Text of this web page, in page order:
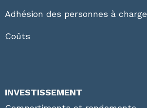
Adhésion des personnes à charge
Coûts
INVESTISSEMENT